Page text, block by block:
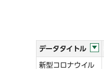
データタイトル
新型コロナウイル